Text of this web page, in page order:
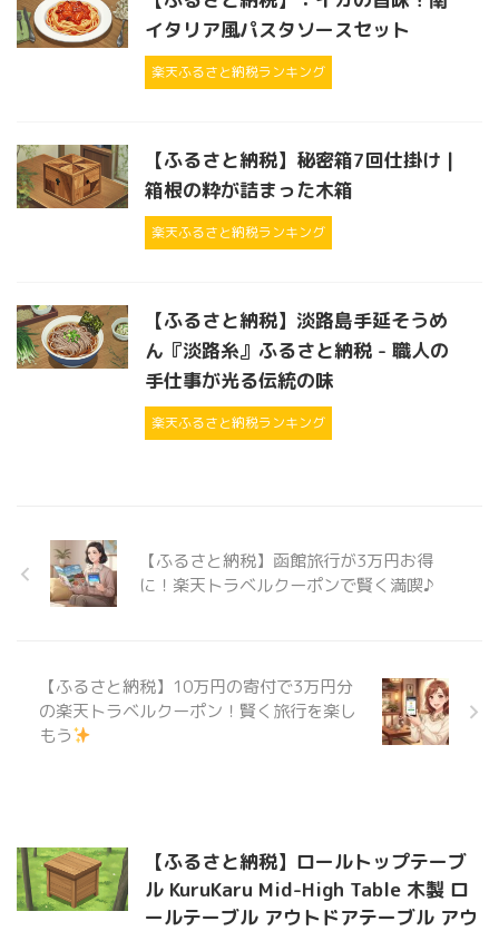
イタリア風パスタソースセット
楽天ふるさと納税ランキング
【ふるさと納税】秘密箱7回仕掛け |
箱根の粋が詰まった木箱
楽天ふるさと納税ランキング
【ふるさと納税】淡路島手延そうめ
ん『淡路糸』ふるさと納税 - 職人の
手仕事が光る伝統の味
楽天ふるさと納税ランキング
【ふるさと納税】函館旅行が3万円お得
に！楽天トラベルクーポンで賢く満喫♪
【ふるさと納税】10万円の寄付で3万円分
の楽天トラベルクーポン！賢く旅行を楽し
もう
【ふるさと納税】ロールトップテーブ
ル KuruKaru Mid-High Table 木製 ロ
ールテーブル アウトドアテーブル アウ